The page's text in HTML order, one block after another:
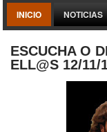
INICIO NOTICIAS
ESCUCHA O
ELL@S 12/